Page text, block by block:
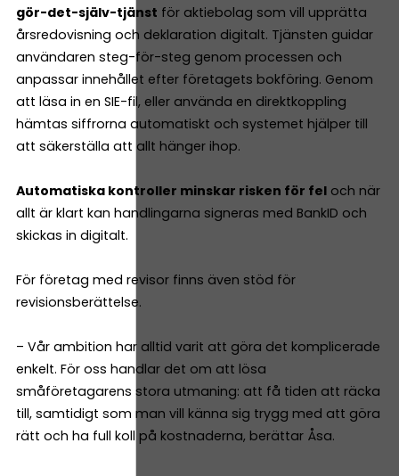
gör-det-själv-tjänst för aktiebolag som vill upprätta
årsredovisning och deklaration digitalt. Tjänsten guidar
användaren steg-för-steg genom processen och
anpassar innehållet efter företagets bokföring. Genom
att läsa in en SIE-fil, eller använda en direktkoppling
hämtas siffrorna automatiskt och systemet hjälper till
att säkerställa att allt hänger ihop.
Automatiska kontroller minskar risken för fel och när
allt är klart kan handlingarna signeras med BankID och
skickas in digitalt.
För företag med revisor finns även stöd för
revisionsberättelse.
– Vår ambition har alltid varit att göra det komplicerade
enkelt. För oss handlar det om att lösa
småföretagarens stora utmaning: att få tiden att räcka
till, samtidigt som man vill känna sig trygg med att göra
rätt och ha full koll på kostnaderna, berättar Åsa.